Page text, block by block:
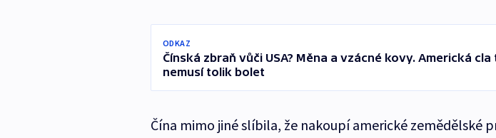
ODKAZ
Čínská zbraň vůči USA? Měna a vzácné kovy. Americká
nemusí tolik bolet
Čína mimo jiné slíbila, že nakoupí americké zemědělské